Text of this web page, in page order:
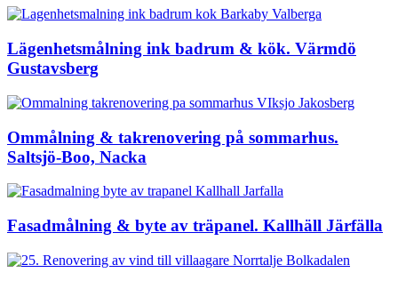
Lägenhetsmålning ink badrum & kök. Värmdö
Gustavsberg
Ommålning & takrenovering på sommarhus.
Saltsjö-Boo, Nacka
Fasadmålning & byte av träpanel. Kallhäll Järfälla